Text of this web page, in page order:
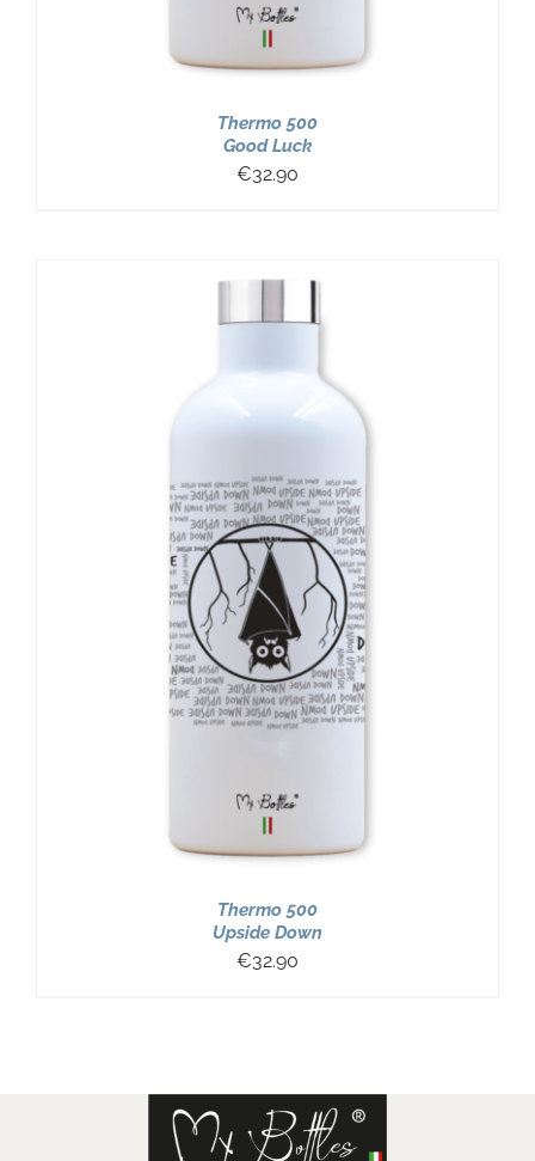
Thermo 500
Good Luck
€32.90
Thermo 500
Upside Down
€32.90